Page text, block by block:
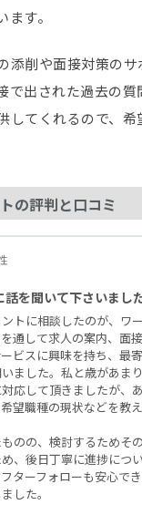
す。
添削や面接対策の
で出された過去の質
してくれるので、
の評判と口コミ
話を聞いて下さいまし
トに相談したのが、ワ
通して求人の案内、面
ビスに興味を持ち、最
ました。私と歳があま
応して頂きましたが、
望職種の現状などを教
のの、検討するためそ
、後日丁寧に進捗につ
ターフォローも安心で
した。